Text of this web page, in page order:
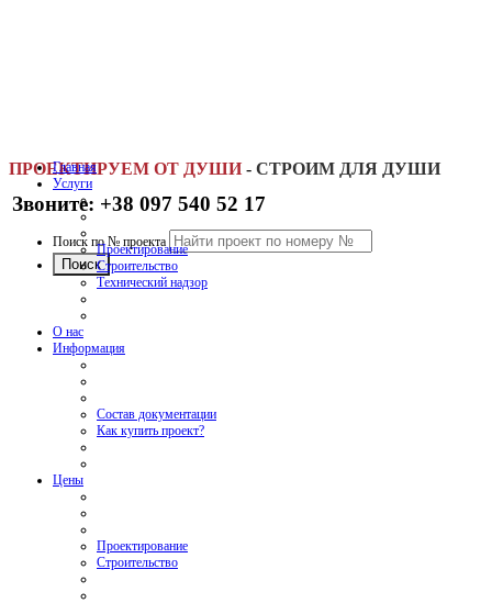
ПРОЕКТИРУЕМ ОТ ДУШИ - СТРОИМ ДЛЯ ДУШИ
Звоните: +38 097 540 52 17
Поиск по № проекта
Главная
Услуги
Проектирование
Строительство
Технический надзор
О нас
Информация
Состав документации
Как купить проект?
Цены
Проектирование
Строительство